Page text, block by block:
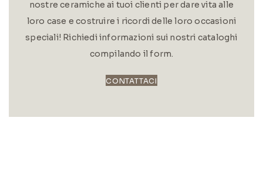
nostre ceramiche ai tuoi clienti per dare vita alle
loro case e costruire i ricordi delle loro occasioni
speciali! Richiedi informazioni sui nostri cataloghi
compilando il form.
CONTATTACI